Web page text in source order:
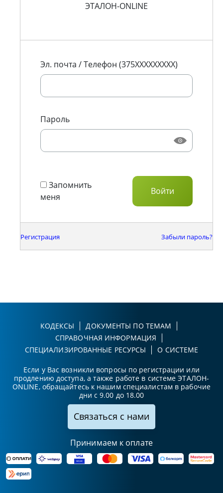
ЭТАЛОН-ONLINE
Эл. почта / Телефон (375XXXXXXXXX)
Пароль
Запомнить
меня
Регистрация Забыли пароль?
КОДЕКСЫ
ДОКУМЕНТЫ ПО ТЕМАМ
СПРАВОЧНАЯ ИНФОРМАЦИЯ
СПЕЦИАЛИЗИРОВАННЫЕ РЕСУРСЫ
О СИСТЕМЕ
Если у Вас возникли вопросы по регистрации или
продлению доступа, а также работе в системе ЭТАЛОН-
ONLINE, обращайтесь к нашим специалистам в рабочие
дни с 9.00 до 18.00
Связаться с нами
Принимаем к оплате